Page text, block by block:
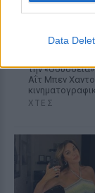
Data
Το
σκηνικό
την
Αΐτ Μπεν
ΧΤΕΣ